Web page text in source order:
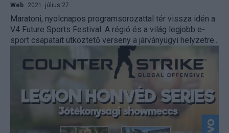
Web 2021. július 27.
Maratoni, nyolcnapos programsorozattal tér vissza idén a
V4 Future Sports Festival. A régió és a világ legjobb e-
sport csapatait ütköztető verseny a járványügyi helyzetre...